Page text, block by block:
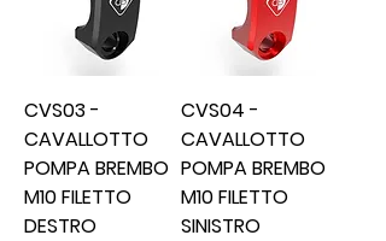
CVS03 -
CAVALLOTTO
POMPA BREMBO
M10 FILETTO
DESTRO
CVS04 -
CAVALLOTTO
POMPA BREMBO
M10 FILETTO
SINISTRO